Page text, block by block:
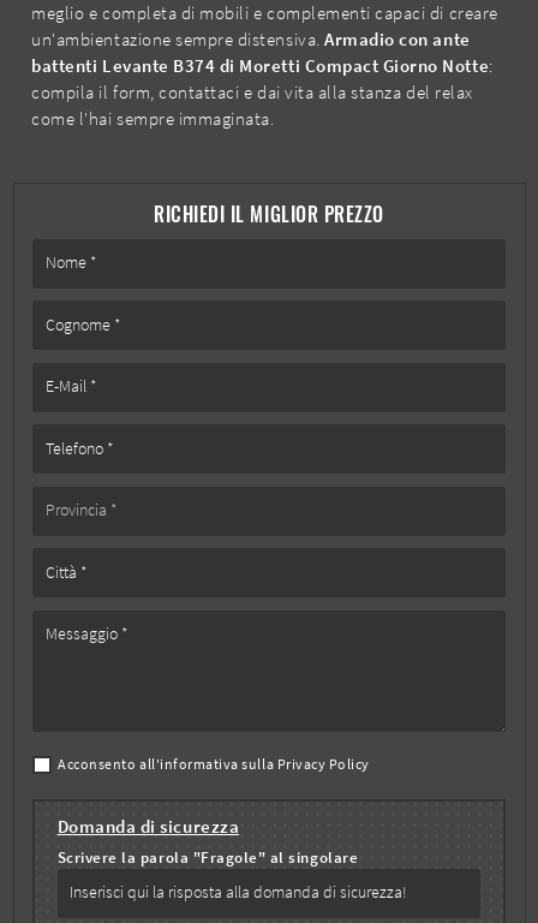
RICHIEDI IL MIGLIOR PREZZO
Acconsento all'informativa sulla Privacy Policy
Domanda di sicurezza
Scrivere la parola "Fragole" al singolare
meglio e completa di mobili e complementi capaci di creare
un'ambientazione sempre distensiva.Armadio con ante
battenti Levante B374 di Moretti Compact Giorno Notte:
compila il form, contattaci e dai vita alla stanza del relax
come l'hai sempre immaginata.